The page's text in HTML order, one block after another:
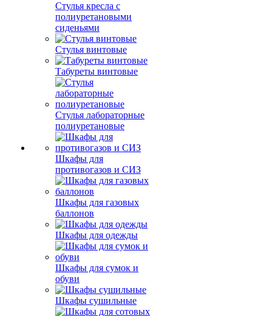
Стулья кресла с
полиуретановыми
сиденьями
Стулья винтовые
Табуреты винтовые
Стулья лабораторные
полиуретановые
Шкафы для
противогазов и СИЗ
Шкафы для газовых
баллонов
Шкафы для одежды
Шкафы для сумок и
обуви
Шкафы сушильные